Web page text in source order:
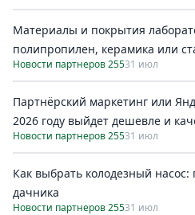
Материалы и покрытия
полипропилен, керамика или
Новости партнеров 25531 июл
Партнёрский маркетинг или
2026 году выйдет дешевле и
Новости партнеров 25531 июл
Как выбрать колодезный насос:
дачника
Новости партнеров 25531 июл